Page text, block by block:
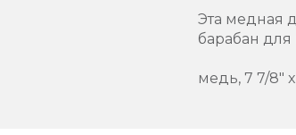
Эта медная
барабан
медь, 7 7/8"